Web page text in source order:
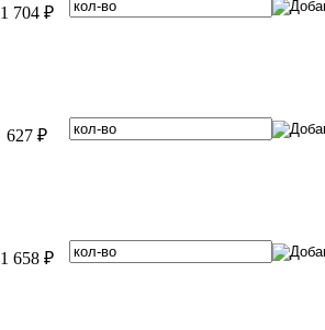
1 704 ₽
627 ₽
1 658 ₽